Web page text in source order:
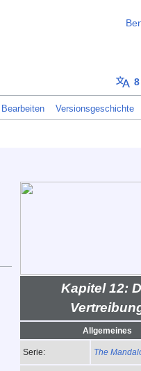
Bearbeiten Versionsgeschichte
Kapitel 12:
Allgemeines
Serie: The